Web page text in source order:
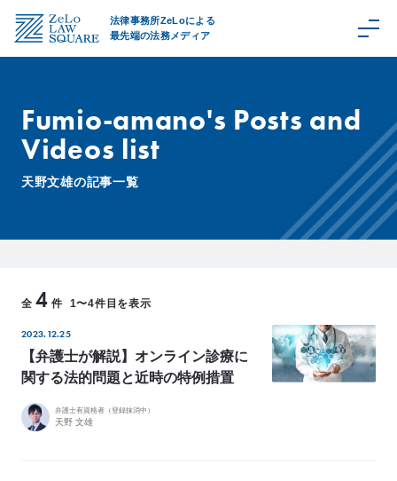
法律事務所ZeLoによる
最先端の法務メディア
C
t
g
y
扱
域
Z
e
L
Fumio-amano's Posts and
Videos list
天野文雄の記事一覧
全 4 件 1〜4件目を表示
2023.12.25
【弁護士が解説】オンライン診療に
関する法的問題と近時の特例措置
弁護士有資格者（登録抹消中）
天野 文雄